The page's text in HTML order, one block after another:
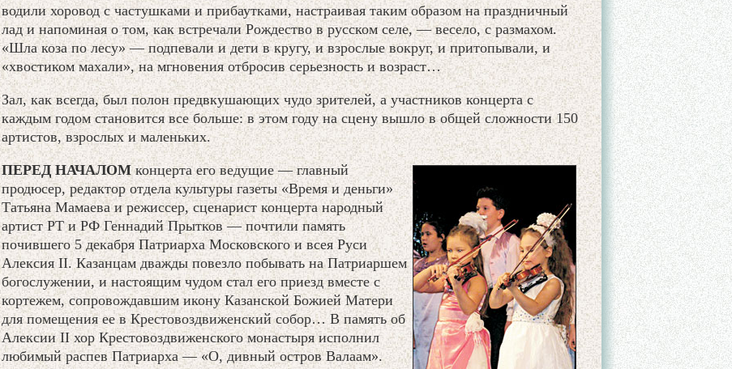
водили хоровод с частушками и прибаутками, настраивая таким образом на праздничный
лад и напоминая о том, как встречали Рождество в русском селе, — весело, с размахом.
«Шла коза по лесу» — подпевали и дети в кругу, и взрослые вокруг, и притопывали, и
«хвостиком махали», на мгновения отбросив серьезность и возраст…
Зал, как всегда, был полон предвкушающих чудо зрителей, а участников концерта с
каждым годом становится все больше: в этом году на сцену вышло в общей сложности 150
артистов, взрослых и маленьких.
ПЕРЕД НАЧАЛОМконцерта его ведущие — главный
продюсер, редактор отдела культуры газеты «Время и деньги»
Татьяна Мамаева и режиссер, сценарист концерта народный
артист РТ и РФ Геннадий Прытков — почтили память
почившего 5 декабря Патриарха Московского и всея Руси
Алексия II. Казанцам дважды повезло побывать на Патриаршем
богослужении, и настоящим чудом стал его приезд вместе с
кортежем, сопровождавшим икону Казанской Божией Матери
для помещения ее в Крестовоздвиженский собор… В память об
Алексии II хор Крестовоздвиженского монастыря исполнил
любимый распев Патриарха — «О, дивный остров Валаам».